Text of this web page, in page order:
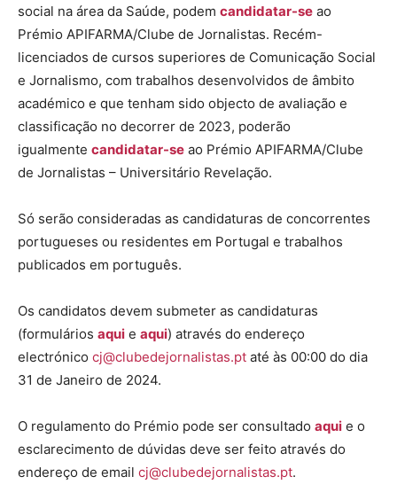
social na área da Saúde, podem candidatar-se ao
Prémio APIFARMA/Clube de Jornalistas. Recém-
licenciados de cursos superiores de Comunicação Social
e Jornalismo, com trabalhos desenvolvidos de âmbito
académico e que tenham sido objecto de avaliação e
classificação no decorrer de 2023, poderão
igualmente candidatar-se ao Prémio APIFARMA/Clube
de Jornalistas – Universitário Revelação.
Só serão consideradas as candidaturas de concorrentes
portugueses ou residentes em Portugal e trabalhos
publicados em português.
Os candidatos devem submeter as candidaturas
(formulários aqui e aqui) através do endereço
electrónico cj@clubedejornalistas.pt até às 00:00 do dia
31 de Janeiro de 2024.
O regulamento do Prémio pode ser consultado aqui e o
esclarecimento de dúvidas deve ser feito através do
endereço de email cj@clubedejornalistas.pt.